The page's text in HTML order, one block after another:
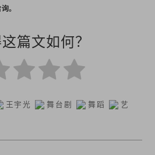
。
篇文如何？
王宇光 舞台剧 舞蹈
艺